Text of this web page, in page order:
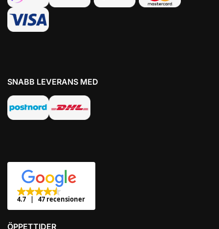
SNABB LEVERANS MED
4.7 47 recensioner
ÖPPETTIDER